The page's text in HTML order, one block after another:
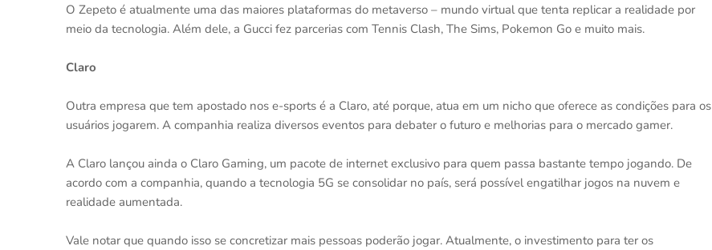
O Zepeto é atualmente uma das maiores plataformas do metaverso – mundo virtual que tenta replicar a realidade por
meio da tecnologia. Além dele, a Gucci fez parcerias com Tennis Clash, The Sims, Pokemon Go e muito mais.
Claro
Outra empresa que tem apostado nos e-sports é a Claro, até porque, atua em um nicho que oferece as condições para os
usuários jogarem. A companhia realiza diversos eventos para debater o futuro e melhorias para o mercado gamer.
A Claro lançou ainda o Claro Gaming, um pacote de internet exclusivo para quem passa bastante tempo jogando. De
acordo com a companhia, quando a tecnologia 5G se consolidar no país, será possível engatilhar jogos na nuvem e
realidade aumentada.
Vale notar que quando isso se concretizar mais pessoas poderão jogar. Atualmente, o investimento para ter os